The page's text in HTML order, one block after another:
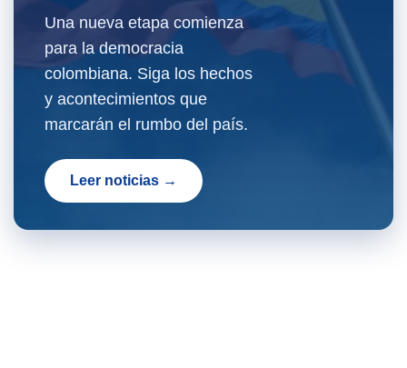
Una nueva etapa comienza
para la democracia
colombiana. Siga los hechos
y acontecimientos que
marcarán el rumbo del país.
Leer noticias →